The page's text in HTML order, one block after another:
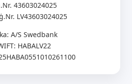
43603024025
LV43603024025
A/S Swedbank
HABALV22